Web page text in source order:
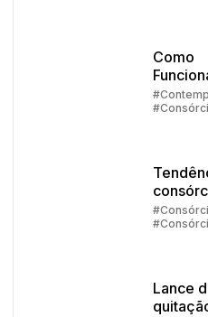
Como
de
2025
Lance